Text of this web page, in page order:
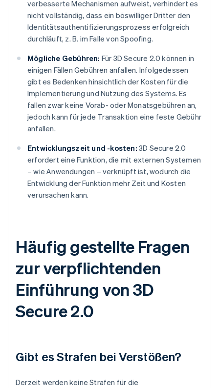
verbesserte Mechanismen aufweist, verhindert es
nicht vollständig, dass ein böswilliger Dritter den
Identitätsauthentifizierungsprozess erfolgreich
durchläuft, z. B. im Falle von Spoofing.
Mögliche Gebühren: Für 3D Secure 2.0 können in
einigen Fällen Gebühren anfallen. Infolgedessen
gibt es Bedenken hinsichtlich der Kosten für die
Implementierung und Nutzung des Systems. Es
fallen zwar keine Vorab- oder Monatsgebühren an,
jedoch kann für jede Transaktion eine feste Gebühr
anfallen.
Entwicklungszeit und -kosten: 3D Secure 2.0
erfordert eine Funktion, die mit externen Systemen
– wie Anwendungen – verknüpft ist, wodurch die
Entwicklung der Funktion mehr Zeit und Kosten
verursachen kann.
Häufig gestellte Fragen
zur verpflichtenden
Einführung von 3D
Secure 2.0
Gibt es Strafen bei Verstößen?
Derzeit werden keine Strafen für die